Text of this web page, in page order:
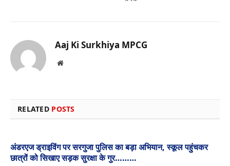
Aaj Ki Surkhiya MPCG
Website
RELATED POSTS
अंडरएज ड्राइविंग पर सरगुजा पुलिस का बड़ा अभियान, स्कूल पहुंचकर
छात्रों को सिखाए सड़क सुरक्षा के गुर………